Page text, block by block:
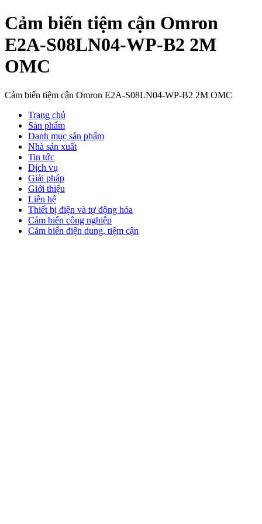
Cảm biến tiệm cận Omron
E2A-S08LN04-WP-B2 2M
OMC
Cảm biến tiệm cận Omron E2A-S08LN04-WP-B2 2M OMC
Trang chủ
Sản phẩm
Danh mục sản phẩm
Nhà sản xuất
Tin tức
Dịch vụ
Giải pháp
Giới thiệu
Liên hệ
Thiết bị điện và tự động hóa
Cảm biến công nghiệp
Cảm biến điện dung, tiệm cận